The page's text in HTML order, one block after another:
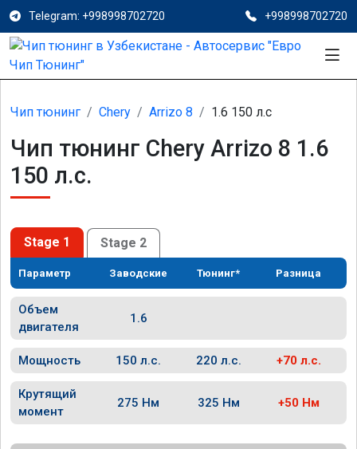
Telegram: +998998702720 +998998702720
Чип тюнинг Chery Arrizo 8 1.6 150 л.с
Чип тюнинг Chery Arrizo 8 1.6
150 л.с.
Stage 1 Stage 2
Параметр Заводские Тюнинг* Разница
Объем
двигателя
1.6
Мощность 150 л.с. 220 л.с. +70 л.с.
Крутящий
момент
275 Нм 325 Нм +50 Нм